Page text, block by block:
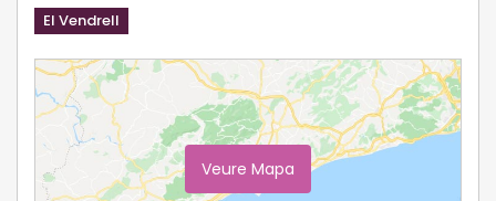
El Vendrell
Veure Mapa